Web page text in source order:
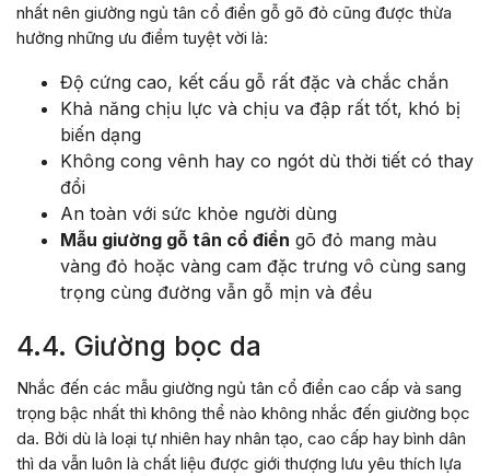
nhất nên giường ngủ tân cổ điển gỗ gõ đỏ cũng được thừa
hưởng những ưu điểm tuyệt vời là:
Độ cứng cao, kết cấu gỗ rất đặc và chắc chắn
Khả năng chịu lực và chịu va đập rất tốt, khó bị
biến dạng
Không cong vênh hay co ngót dù thời tiết có thay
đổi
An toàn với sức khỏe người dùng
Mẫu giường gỗ tân cổ điển gõ đỏ mang màu
vàng đỏ hoặc vàng cam đặc trưng vô cùng sang
trọng cùng đường vẫn gỗ mịn và đều
4.4. Giường bọc da
Nhắc đến các mẫu giường ngủ tân cổ điển cao cấp và sang
trọng bậc nhất thì không thể nào không nhắc đến giường bọc
da. Bởi dù là loại tự nhiên hay nhân tạo, cao cấp hay bình dân
thì da vẫn luôn là chất liệu được giới thượng lưu yêu thích lựa